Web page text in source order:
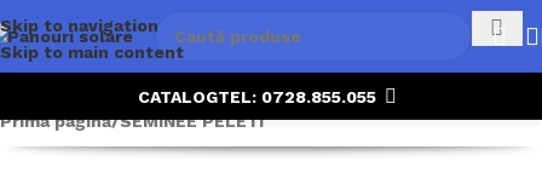
Skip to navigation
Skip to main content
CATALOGTEL: 0728.855.055
Prima pagină/SEMINEE PELETI